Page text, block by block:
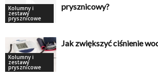
Kolumny i
zestawy
prysznicowe
prysznicowy?
Kolumny i
zestawy
prysznicowe
Jak zwiększyć ciśnienie